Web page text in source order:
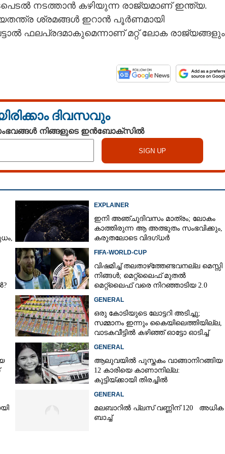
നടത്താൻ കഴിയുന്ന രാജ്യമാണ് ഇന്ത്യ.
ശ്രമങ്ങൾ ഇറാൻ പൂർണമായി
ഫലപ്രദമാകുമെന്നാണ് മറ്റ് ലോക രാജ്യങ്ങളും
ദിവസവും
നിങ്ങളുടെ ഇൻബോക്സിൽ
EXPLAINER
ഇനി അഞ്ചുദിവസം മാത്രം; ലോകം
കാത്തിരുന്ന ആ അത്ഭുതം സംഭവിക്കും,
കരുതലോടെ വിദഗ്ധർ
FIFA-WORLD-CUP
വിഷമിച്ച് തലതാഴ്‌ത്തേണ്ടവനല്ല മെസ്സി
നിങ്ങള്‍; മെറ്റ്‌ലൈഫ് മുതല്‍
മെറ്റ്‌ലൈഫ് വരെ നിറഞ്ഞാടിയ 2.0
GENERAL
ഒരു കോടിയുടെ ലോട്ടറി അടിച്ചു;
സമ്മാനം ഇന്നും കൈയിലെത്തിയില്ല,
വാടകവീട്ടിൽ കഴിഞ്ഞ് ഓട്ടോ ഓടിച്ച്
GENERAL
ആലുവയിൽ പുസ്തകം വാങ്ങാനിറങ്ങിയ
12 കാരിയെ കാണാനില്ല:
കുട്ടിയ്ക്കായി തിരച്ചിൽ
GENERAL
മലബാറിൽ പ്ലസ് വണ്ണിന് 120 അധിക
ബാച്ച്